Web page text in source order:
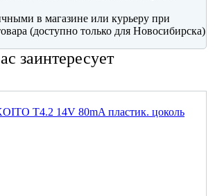
в магазине или курьеру при
(доступно только для Новосибирска)
заинтересует